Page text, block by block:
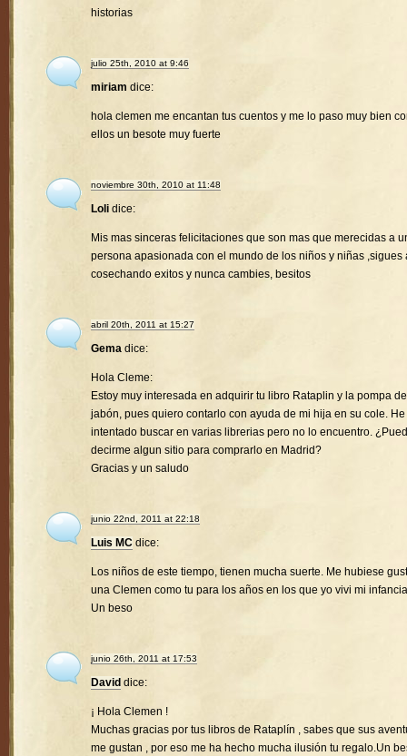
historias
julio 25th, 2010 at 9:46
miriam dice:
hola clemen me encantan tus cuentos y me lo paso muy bien
ellos un besote muy fuerte
noviembre 30th, 2010 at 11:48
Loli dice:
Mis mas sinceras felicitaciones que son mas que merecidas a
persona apasionada con el mundo de los niños y niñas ,sigues
cosechando exitos y nunca cambies, besitos
abril 20th, 2011 at 15:27
Gema dice:
Hola Cleme:
Estoy muy interesada en adquirir tu libro Rataplin y la pompa de
jabón, pues quiero contarlo con ayuda de mi hija en su cole. He
intentado buscar en varias librerias pero no lo encuentro.
decirme algun sitio para comprarlo en Madrid?
Gracias y un saludo
junio 22nd, 2011 at 22:18
Luis MC dice:
Los niños de este tiempo, tienen mucha suerte. Me hubiese
una Clemen como tu para los años en los que yo vivi mi
Un beso
junio 26th, 2011 at 17:53
David dice:
¡ Hola Clemen !
Muchas gracias por tus libros de Rataplín , sabes que sus
me gustan , por eso me ha hecho mucha ilusión tu regalo.Un